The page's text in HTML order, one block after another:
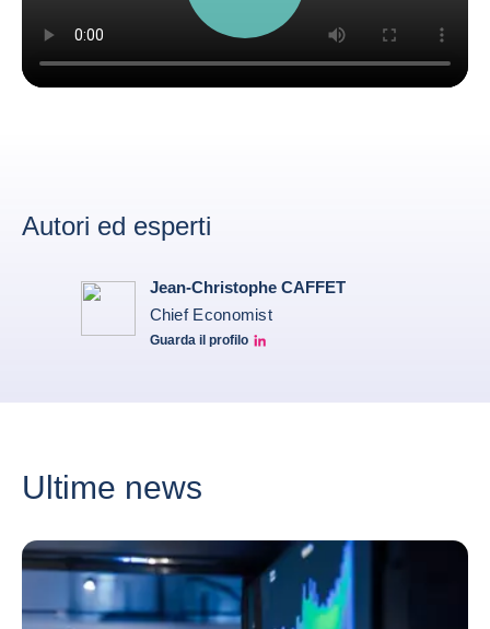
Autori ed esperti
Jean-Christophe CAFFET
Chief Economist
Guarda il profilo
JCC Linkedin
Ultime news